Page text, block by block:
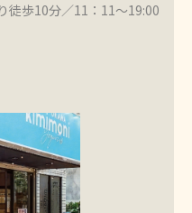
徒歩10分／11：11～19:00